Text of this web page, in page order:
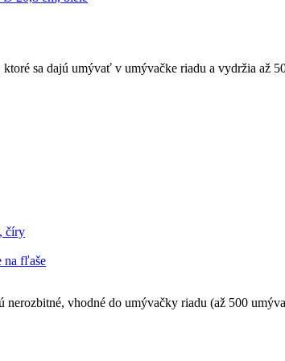
sa dajú umývať v umývačke riadu a vydržia až
číry
nerozbitné, vhodné do umývačky riadu (až 500